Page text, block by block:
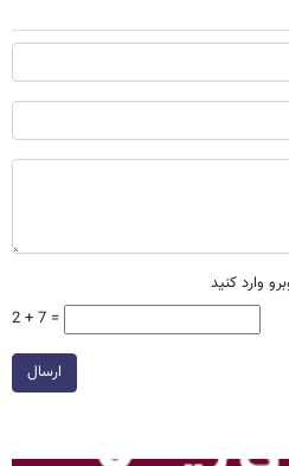
وارد کنید
2 + 7 =
ارسال